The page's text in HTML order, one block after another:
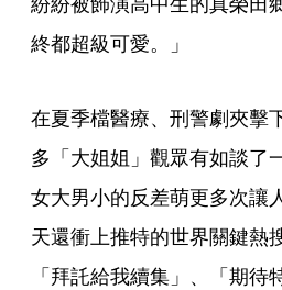
終都超級可愛。」
在夏季檔醫療、刑警劇夾擊
多「大姐姐」觀眾有如談了
女大男小的反差萌更多次讓
天還衝上推特的世界關鍵熱
「拜託給我續集」、「期